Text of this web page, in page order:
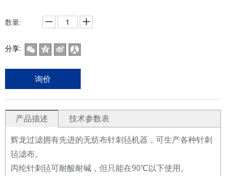
数量:
分享:
询价
产品描述
技术参数表
辉龙过滤拥有先进的无纺布针刺毡机器，可生产各种针刺
毡滤布。
丙纶针刺毡可耐酸耐碱，但只能在90℃以下使用。